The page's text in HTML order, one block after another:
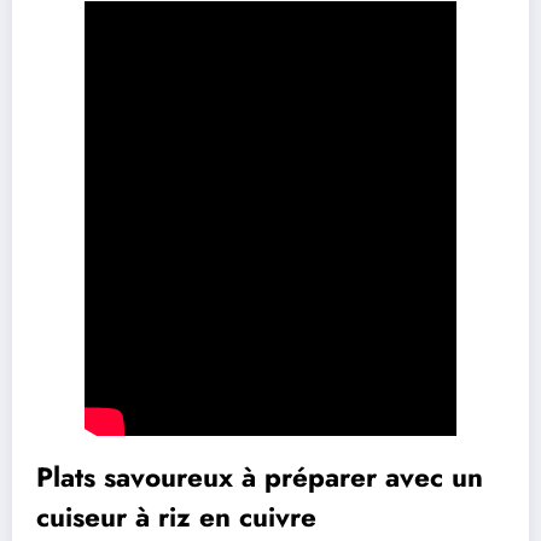
Plats savoureux à préparer avec un
cuiseur à riz en cuivre